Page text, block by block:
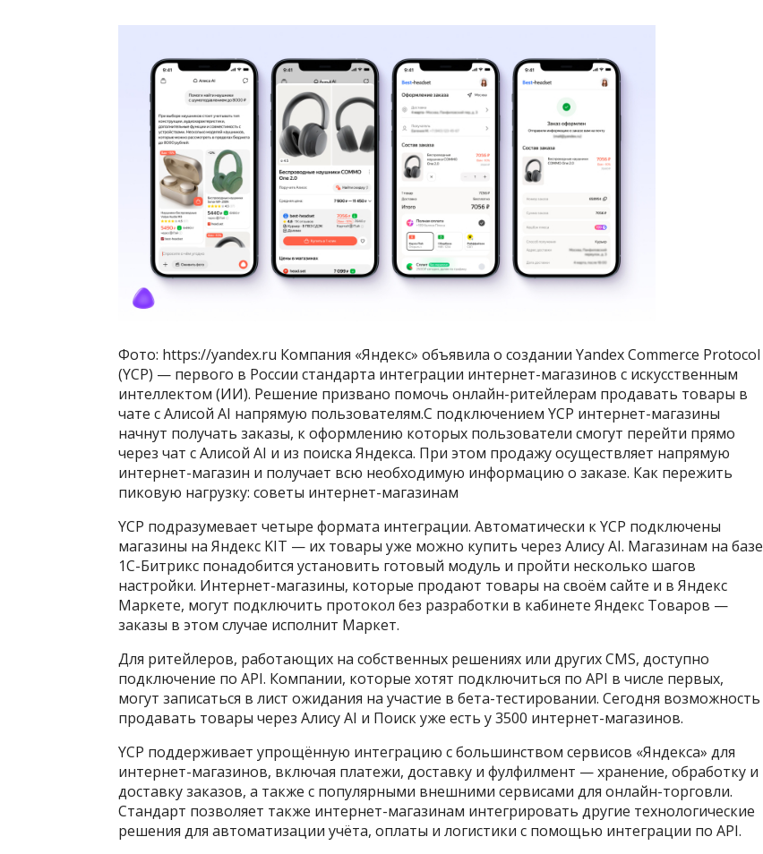
Фото: https://yandex.ru Компания «Яндекс» объявила о создании Yandex Commerce Protocol
(YCP) — первого в России стандарта интеграции интернет-магазинов с искусственным
интеллектом (ИИ). Решение призвано помочь онлайн-ритейлерам продавать товары в
чате с Алисой AI напрямую пользователям.С подключением YCP интернет-магазины
начнут получать заказы, к оформлению которых пользователи смогут перейти прямо
через чат с Алисой AI и из поиска Яндекса. При этом продажу осуществляет напрямую
интернет-магазин и получает всю необходимую информацию о заказе. Как пережить
пиковую нагрузку: советы интернет-магазинам
YCP подразумевает четыре формата интеграции. Автоматически к YCP подключены
магазины на Яндекс KIT — их товары уже можно купить через Алису AI. Магазинам на базе
1С-Битрикс понадобится установить готовый модуль и пройти несколько шагов
настройки. Интернет-магазины, которые продают товары на своём сайте и в Яндекс
Маркете, могут подключить протокол без разработки в кабинете Яндекс Товаров —
заказы в этом случае исполнит Маркет.
Для ритейлеров, работающих на собственных решениях или других CMS, доступно
подключение по API. Компании, которые хотят подключиться по API в числе первых,
могут записаться в лист ожидания на участие в бета-тестировании. Сегодня возможность
продавать товары через Алису AI и Поиск уже есть у 3500 интернет-магазинов.
YCP поддерживает упрощённую интеграцию с большинством сервисов «Яндекса» для
интернет-магазинов, включая платежи, доставку и фулфилмент — хранение, обработку и
доставку заказов, а также с популярными внешними сервисами для онлайн-торговли.
Стандарт позволяет также интернет-магазинам интегрировать другие технологические
решения для автоматизации учёта, оплаты и логистики с помощью интеграции по API.